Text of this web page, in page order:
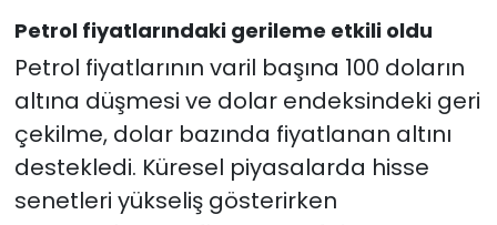
Petrol fiyatlarındaki gerileme etkili oldu
Petrol fiyatlarının varil başına 100 doların
altına düşmesi ve dolar endeksindeki geri
çekilme, dolar bazında fiyatlanan altını
destekledi. Küresel piyasalarda hisse
senetleri yükseliş gösterirken